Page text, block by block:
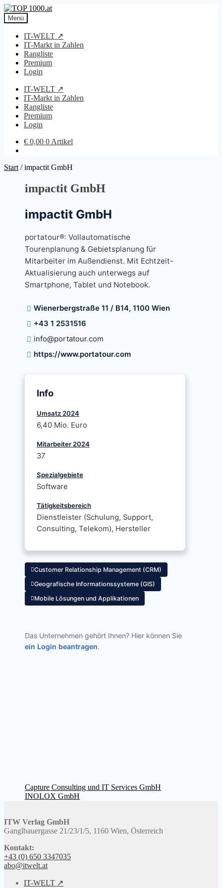
Zur
Navigation
springen
Zum
Inhalt
springen
Menü
IT-WELT ↗
IT-Markt in Zahlen
Rangliste
Premium
Login
IT-WELT ↗
IT-Markt in Zahlen
Rangliste
Premium
Login
€ 0,00 0 Artikel
Start /impactit GmbH
impactit GmbH
impactit GmbH
portatour®: Vollautomatische
Tourenplanung & Gebietsplanung für
Mitarbeiter im Außendienst. Mit Echtzeit-
Aktualisierung auch unterwegs auf
Smartphone, Tablet und Notebook.
Wienerbergstraße 11 / B14, 1100 Wien
+43 1 2531516
info@portatour.com
https://www.portatour.com
Info
Umsatz 2024
6,40 Mio. Euro
Mitarbeiter 2024
37
Spezialgebiete
Software
Tätigkeitsbereich
Dienstleister (Schulung, Support,
Consulting, Telekom), Hersteller
Customer Relationship Management (CRM)
Geografische Informationssysteme (GIS)
Mobile Lösungen und Applikationen
Das Unternehmen gehört Ihnen? Hier können Sie
ein Login beantragen.
Beitragsnavigation
Vorheriger
Beitrag:
Capture Consulting und IT Services GmbH
Nächster
INOLOX GmbH
ITW Verlag GmbH
Ganglbauergasse 21/23/1/5, 1160 Wien, Österreich
Kontakt:
+43 (0) 650 3347035
abo@itwelt.at
IT-WELT ↗